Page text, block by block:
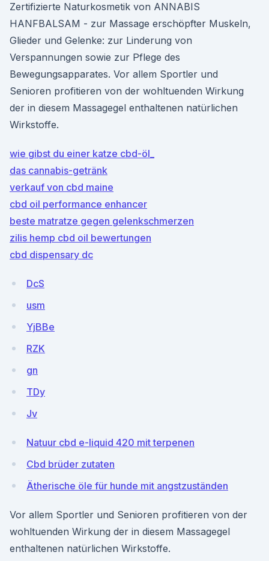
Zertifizierte Naturkosmetik von ANNABIS
HANFBALSAM - zur Massage erschöpfter Muskeln,
Glieder und Gelenke: zur Linderung von
Verspannungen sowie zur Pflege des
Bewegungsapparates. Vor allem Sportler und
Senioren profitieren von der wohltuenden Wirkung
der in diesem Massagegel enthaltenen natürlichen
Wirkstoffe.
wie gibst du einer katze cbd-öl_
das cannabis-getränk
verkauf von cbd maine
cbd oil performance enhancer
beste matratze gegen gelenkschmerzen
zilis hemp cbd oil bewertungen
cbd dispensary dc
DcS
usm
YjBBe
RZK
gn
TDy
Jv
Natuur cbd e-liquid 420 mit terpenen
Cbd brüder zutaten
Ätherische öle für hunde mit angstzuständen
Vor allem Sportler und Senioren profitieren von der
wohltuenden Wirkung der in diesem Massagegel
enthaltenen natürlichen Wirkstoffe.